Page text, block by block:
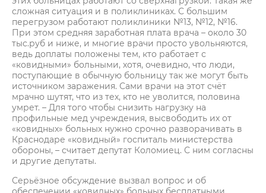
сложная ситуация и в поликлиниках. С большим
перегрузом работают поликлиники №13, №12, №16.
При этом средняя заработная плата врача – около 30
тыс.руб и ниже, и многие врачи просто увольняются,
ведь доплаты положены тем, кто работает с
«ковидными» больными, хотя, очевидно, что люди,
поступающие в обычную больницу так же могут быть
источником заражения. Сами врачи на этот счёт
мрачно шутят, что из тех, кто не уволится, половина
умрет. – Для того чтобы снизить нагрузку на
профильные мед учреждения, высвободить их от
«ковидных» больных нужно срочно разворачивать в
Краснодаре «ковидный» госпиталь министерства
обороны, – считает депутат Коломиец. С ним согласны
и другие депутаты.
Серьёзное обсуждение вызвал вопрос и об